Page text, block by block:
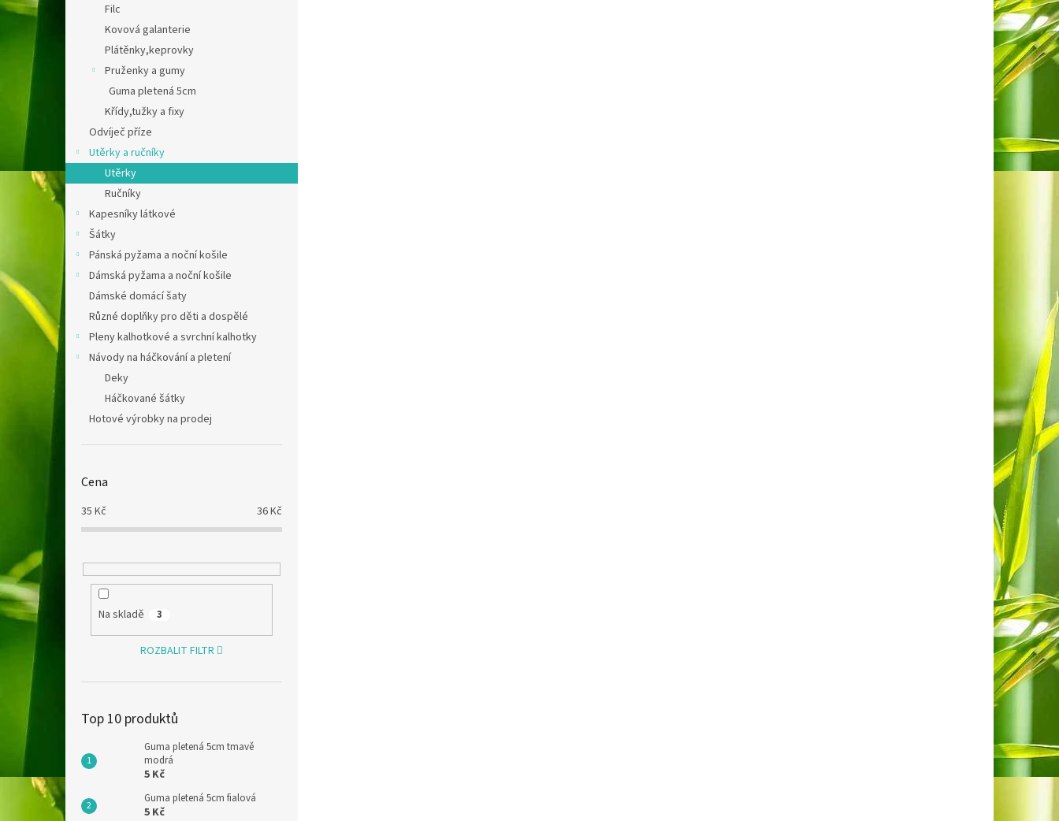
Filc
Kovová galanterie
Plátěnky,keprovky
Pruženky a gumy
Guma pletená 5cm
Křídy,tužky a fixy
Odvíječ příze
Utěrky a ručníky
Utěrky
Ručníky
Kapesníky látkové
Šátky
Pánská pyžama a noční košile
Dámská pyžama a noční košile
Dámské domácí šaty
Různé doplňky pro děti a dospělé
Pleny kalhotkové a svrchní kalhotky
Návody na háčkování a pletení
Deky
Háčkované šátky
Hotové výrobky na prodej
Cena
35 Kč 36Kč
Na skladě 3
ROZBALIT FILTR
Top 10 produktů
Guma pletená 5cm tmavě
modrá
5 Kč
Guma pletená 5cm fialová
5 Kč